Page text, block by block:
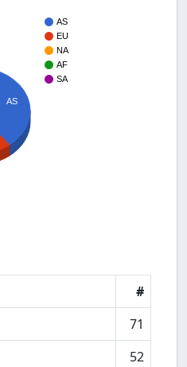
AS
EU
NA
AF
SA
AS
#
71
52